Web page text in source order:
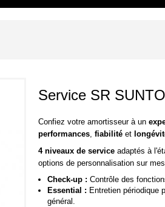
Service SR
Confiez votre amortisseur à un
performances fiabilité et
4 niveaux de service adaptés à
options de personnalisation sur
Check-up : Contrôle des
Essential : Entretien périodique
général.